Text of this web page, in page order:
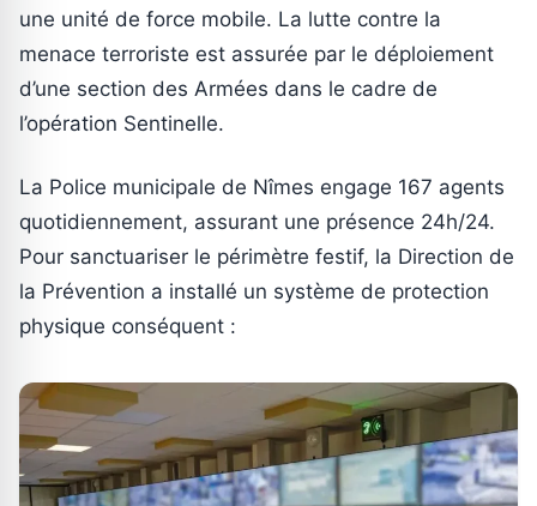
une unité de force mobile. La lutte contre la
menace terroriste est assurée par le déploiement
d’une section des Armées dans le cadre de
l’opération Sentinelle.
La Police municipale de Nîmes engage 167 agents
quotidiennement, assurant une présence 24h/24.
Pour sanctuariser le périmètre festif, la Direction de
la Prévention a installé un système de protection
physique conséquent :